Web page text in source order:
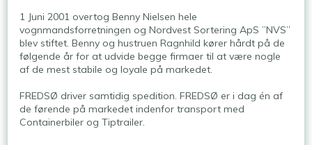
1 Juni 2001 overtog Benny Nielsen hele
vognmandsforretningen og Nordvest Sortering ApS ”NVS”
blev stiftet. Benny og hustruen Ragnhild kører hårdt på de
følgende år for at udvide begge firmaer til at være nogle
af de mest stabile og loyale på markedet.
FREDSØ driver samtidig spedition. FREDSØ er i dag én af
de førende på markedet indenfor transport med
Containerbiler og Tiptrailer.​